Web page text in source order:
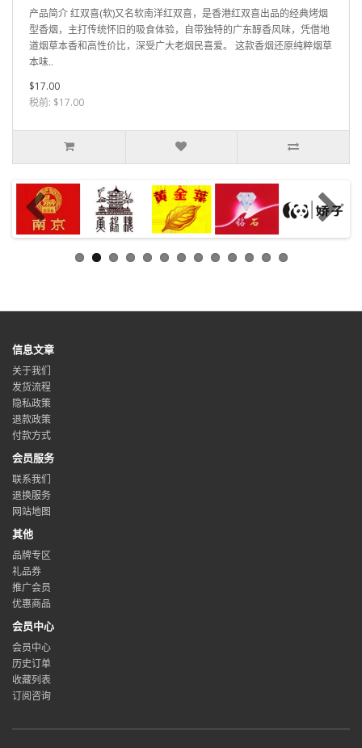
产品简介 红双喜(软)又名软南洋红双喜，是香港红双喜出品的经典烤烟
型香烟，主打传统怀旧的吸食体验，自带独特的广东醇香风味，凭借地
道烟草本香和高性价比，深受广大老烟民喜爱。 这款香烟还原纯粹烟草
本味..
$17.00
税前: $17.00
信息文章
关于我们
发货流程
隐私政策
退款政策
付款方式
会员服务
联系我们
退换服务
网站地图
其他
品牌专区
礼品券
推广会员
优惠商品
会员中心
会员中心
历史订单
收藏列表
订阅咨询